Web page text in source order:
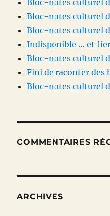
Bloc-notes culturel
Bloc-notes culturel
Bloc-notes culturel
Indisponible … et fier
Bloc-notes culturel
Fini de raconter des
Bloc-notes culturel
COMMENTAIRES
ARCHIVES